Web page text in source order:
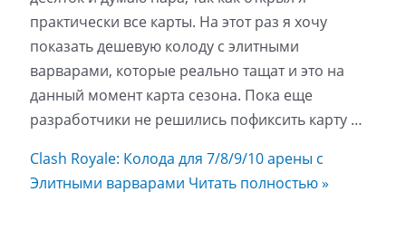
практически все карты. На этот раз я хочу
показать дешевую колоду с элитными
варварами, которые реально тащат и это на
данный момент карта сезона. Пока еще
разработчики не решились пофиксить карту …
Clash Royale: Колода для 7/8/9/10 арены с
Элитными варварами Читать полностью »